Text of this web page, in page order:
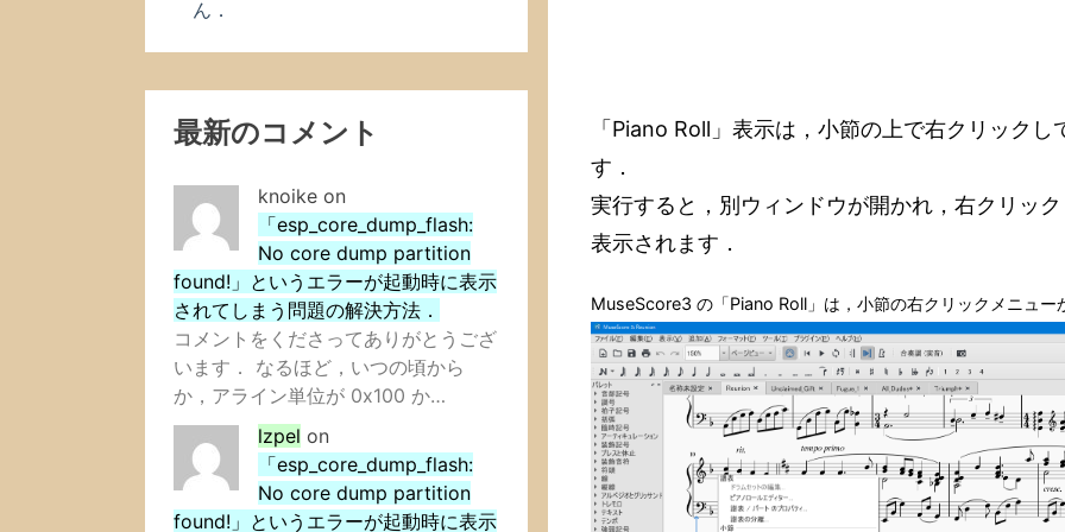
「Piano Roll」表示は，小節の上で右クリック
す．
実行すると，別ウィンドウが開かれ，右クリッ
表示されます．
MuseScore3 の「Piano Roll」は，小節の右クリックメニュー
ん．
最新のコメント
knoike on
「esp_core_dump_flash:
No core dump partition
found!」というエラーが起動時に表示
されてしまう問題の解決方法．
コメントをくださってありがとうござ
います． なるほど，いつの頃から
か，アライン単位が 0x100 か…
lzpel on
「esp_core_dump_flash:
No core dump partition
found!」というエラーが起動時に表示